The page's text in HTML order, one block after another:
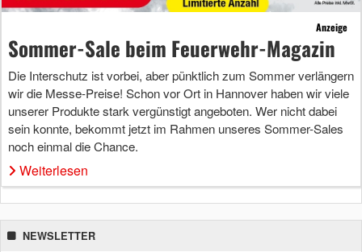
Anzeige
Sommer-Sale beim Feuerwehr-Magazin
Die Interschutz ist vorbei, aber pünktlich zum Sommer verlängern
wir die Messe-Preise! Schon vor Ort in Hannover haben wir viele
unserer Produkte stark vergünstigt angeboten. Wer nicht dabei
sein konnte, bekommt jetzt im Rahmen unseres Sommer-Sales
noch einmal die Chance.
Weiterlesen
NEWSLETTER